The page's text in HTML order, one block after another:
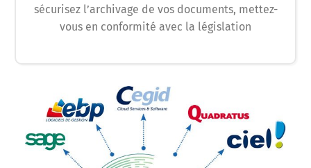
sécurisez l’archivage de vos documents, mettez-
vous en conformité avec la législation